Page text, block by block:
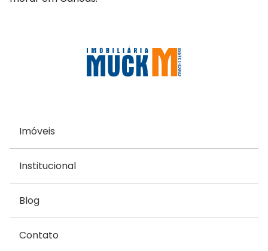
Imóveis
Institucional
Blog
Contato